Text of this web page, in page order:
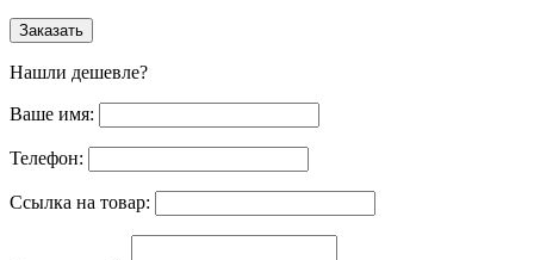
Заказать
Нашли дешевле?
Ваше имя:
Телефон:
Ссылка на товар: